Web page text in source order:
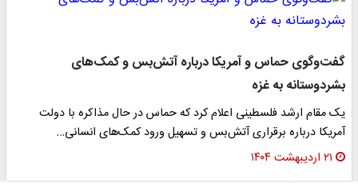
گفت‌وگوی حماس و آمریکا درباره آتش‌بس و کمک‌های
بشردوستانه به غزه
یک مقام ارشد فلسطینی اعلام کرد که حماس در حال مذاکره با دولت
آمریکا درباره برقراری آتش‌بس و تسهیل ورود کمک‌های انسانی…
۲۱ اردیبهشت ۱۴۰۴